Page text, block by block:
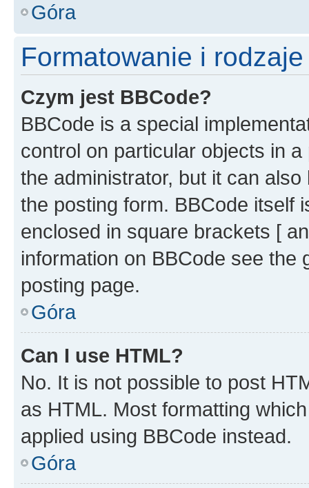
Góra
Formatowanie i
Czym jest BBCode?
BBCode is a special
control on particular objects in
the administrator, but it can
the posting form. BBCode itself
enclosed in square brackets [
information on BBCode see
posting page.
Góra
Can I use HTML?
No. It is not possible to post
as HTML. Most formatting
applied using BBCode instead.
Góra